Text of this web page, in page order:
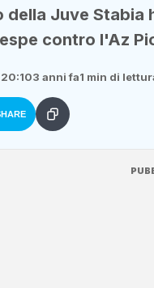
Juve Stabia
contro l'Az
3 anni fa1 min di